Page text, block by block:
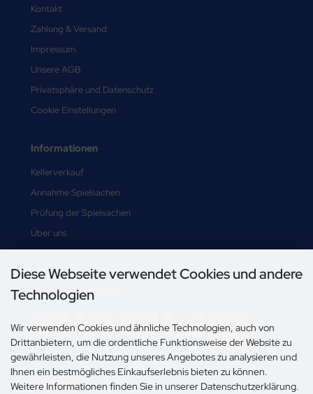
Kontakt
Zahlung & Versand
Impressum
Unsere AGB
Privatsphäre und Datenschutz
Cookie Einstellungen
Informationen
Kellerverkauf
Annahme Spielsachen
Prüfung der Spielsachen
Über uns
Sitemap
Zahlungsmethoden
Social Media
Diese Webseite verwendet Cookies und andere
Technologien
Wir verwenden Cookies und ähnliche Technologien, auch von
Drittanbietern, um die ordentliche Funktionsweise der Website zu
gewährleisten, die Nutzung unseres Angebotes zu analysieren und
Ihnen ein bestmögliches Einkaufserlebnis bieten zu können.
Weitere Informationen finden Sie in unserer Datenschutzerklärung.